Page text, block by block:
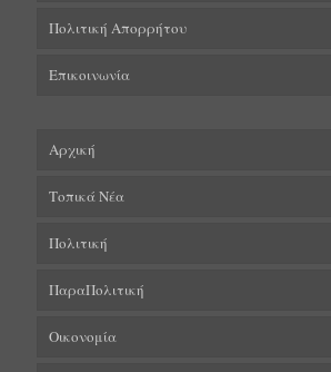
Πολιτική Απορρήτου
Επικοινωνία
Αρχική
Τοπικά Νέα
Πολιτική
ΠαραΠολιτική
Οικονομία